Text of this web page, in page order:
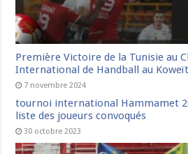
Première Victoire de la Tunisie au
International de Handball au Koweït
7 novembre 2024
tournoi international Hammamet
liste des joueurs convoqués
30 octobre 2023